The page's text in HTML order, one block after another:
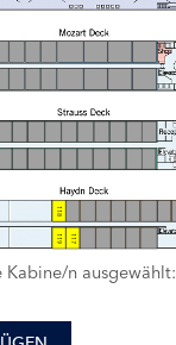
117
118
119
Kabine/n ausgewählt: